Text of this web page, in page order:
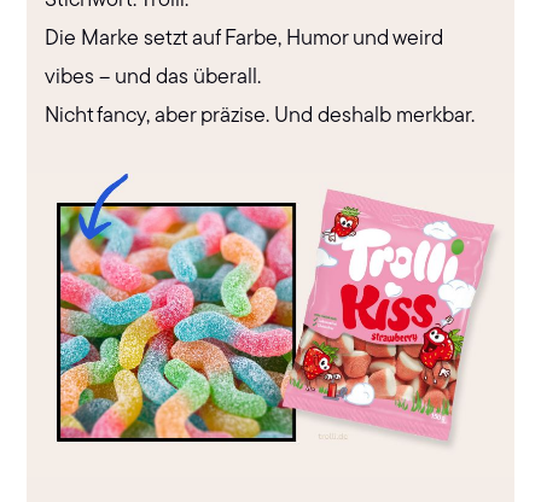
Die Marke setzt auf Farbe, Humor und weird
vibes – und das überall.
Nicht fancy, aber präzise. Und deshalb merkbar.